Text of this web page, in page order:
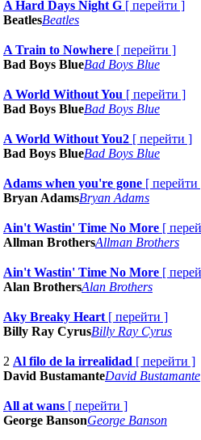
A Hard Days Night G [ перейти ]
BeatlesBeatles
A Train to Nowhere [ перейти ]
Bad Boys BlueBad Boys Blue
A World Without You [ перейти ]
Bad Boys BlueBad Boys Blue
A World Without You2 [ перейти ]
Bad Boys BlueBad Boys Blue
Adams when you're gone [ перейти
Bryan AdamsBryan Adams
Ain't Wastin' Time No More [
Allman BrothersAllman Brothers
Ain't Wastin' Time No More [
Alan BrothersAlan Brothers
Aky Breaky Heart [ перейти ]
Billy Ray CyrusBilly Ray Cyrus
2 Al filo de la irrealidad [ перейти ]
David BustamanteDavid Bustamante
All at wans [ перейти ]
George BansonGeorge Banson